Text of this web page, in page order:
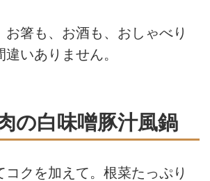
お箸も、お酒も、おしゃべり
いありません。
の白味噌豚汁風鍋
コクを加えて。根菜たっぷり